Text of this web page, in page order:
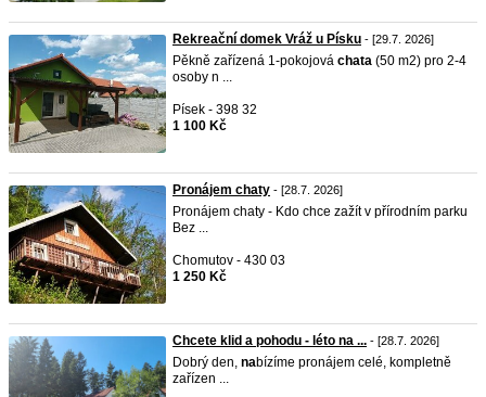
Rekreační domek Vráž u Písku - [29.7. 2026]
Pěkně zařízená 1-pokojová chata (50 m2) pro 2-4
osoby n ...
Písek - 398 32
1 100 Kč
Pronájem chaty - [28.7. 2026]
Pronájem chaty - Kdo chce zažít v přírodním parku
Bez ...
Chomutov - 430 03
1 250 Kč
Chcete klid a pohodu - léto na ... - [28.7. 2026]
Dobrý den, nabízíme pronájem celé, kompletně
zařízen ...